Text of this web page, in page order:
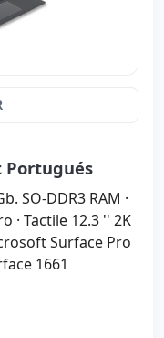
Portugués
SO-DDR3 RAM ·
· Tactile 12.3 '' 2K
Surface Pro
1661